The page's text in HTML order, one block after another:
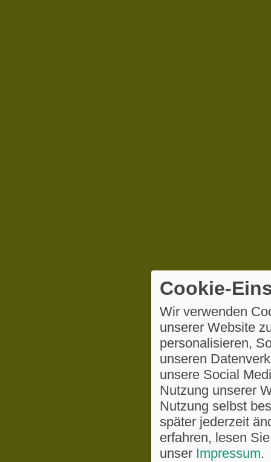
Cookie-
Wir verwenden
unserer Website
personalisieren,
unseren
unsere Social
Nutzung unserer
Nutzung selbst
später jederzeit
erfahren, lesen
unser Impressum.